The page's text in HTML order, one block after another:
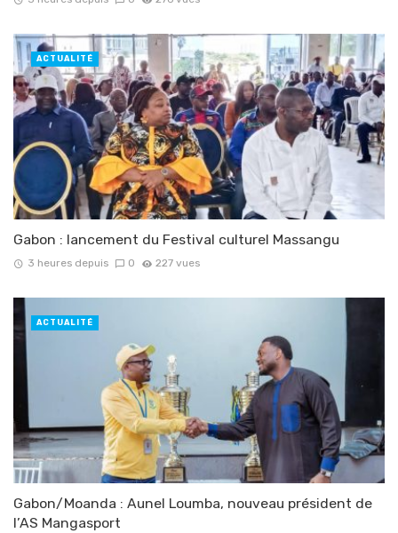
Gabon : lancement du Festival culturel Massangu
3 heures depuis 0 227 vues
ACTUALITÉ
Gabon/Moanda : Aunel Loumba, nouveau président de
l’AS Mangasport
ACTUALITÉ